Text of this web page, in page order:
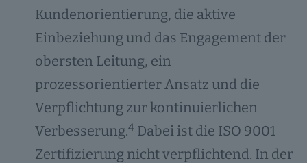
Kundenorientierung, die aktive
Einbeziehung und das Engagement der
obersten Leitung, ein
prozessorientierter Ansatz und die
Verpflichtung zur kontinuierlichen
Verbesserung.4 Dabei ist die ISO 9001
Zertifizierung nicht verpflichtend. In der